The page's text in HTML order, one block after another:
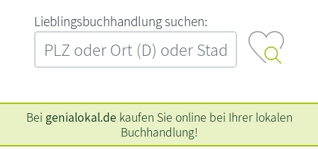
L‍i‍e‍b‍l‍i‍n‍g‍s‍b‍u‍c‍h‍h‍a‍n‍d‍l‍u‍n‍g‍ ‍s‍u‍c‍h‍e‍n‍:‍
Bei genialokal.de kaufen Sie online bei Ihrer lokalen
Buchhandlung!